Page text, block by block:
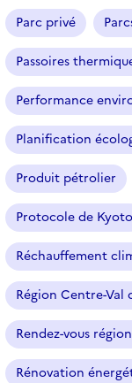
e
c
t
i
o
n
n
é
)
Parc privé
Passoires
Performance
Planification
Produit pétrolier
Protocole de Kyoto
Réchauffement
Région Centre-Val
Rendez-vous
Rénovation